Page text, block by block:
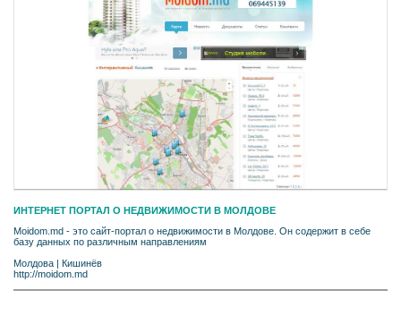
ИНТЕРНЕТ ПОРТАЛ О НЕДВИЖИМОСТИ В MОЛДОВЕ
Moidom.md - это сайт-портал о недвижимости в Молдове. Он содержит в себе
базу данных по различным направлениям
Молдова | Кишинёв
http://moidom.md